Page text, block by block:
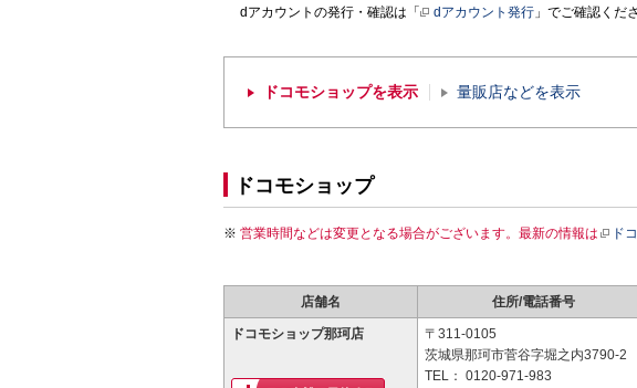
dアカウントの発行・確認は「
dアカウント発行 」でご確認くだ
ドコモショップを表示 量販店などを表示
ドコモショップ
営業時間などは変更となる場合がございます。最新の情報は ド
店舗名 住所/電話番号
ドコモショップ那珂店
〒311-0105
茨城県那珂市菅谷字堀之内3790-2
TEL： 0120-971-983